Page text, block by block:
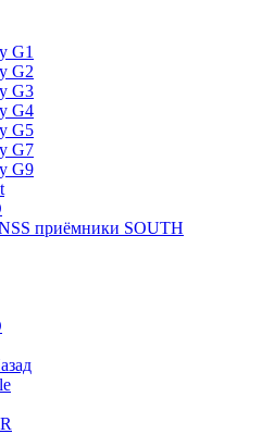
G1
G2
G3
G4
G5
G7
G9
приёмники SOUTH